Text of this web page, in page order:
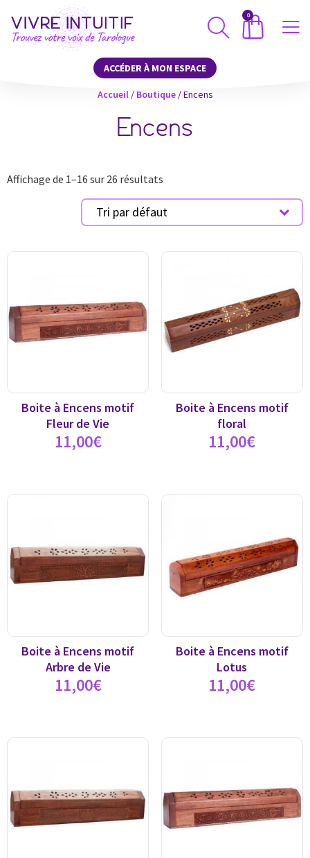
0
ACCÉDER À MON ESPACE
Accueil/ Boutique/ Encens
Encens
Affichage de 1–16 sur 26 résultats
Boite à Encens motif
Fleur de Vie
11,00€
Boite à Encens motif
floral
11,00€
Boite à Encens motif
Arbre de Vie
11,00€
Boite à Encens motif
Lotus
11,00€